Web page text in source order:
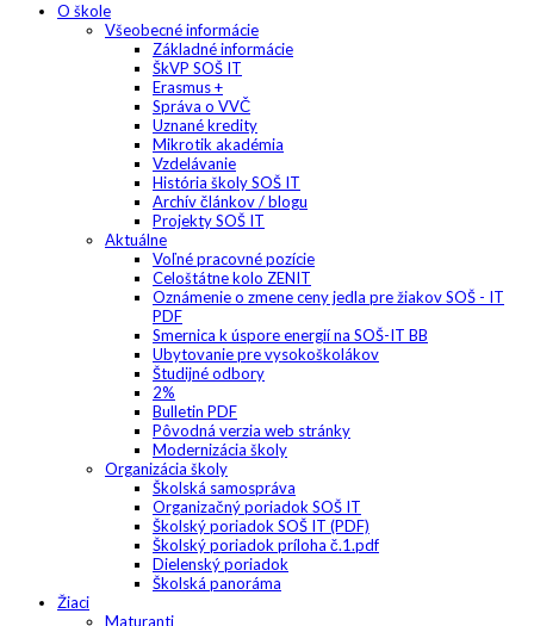
O škole
Všeobecné informácie
Základné informácie
ŠkVP SOŠ IT
Erasmus +
Správa o VVČ
Uznané kredity
Mikrotik akadémia
Vzdelávanie
História školy SOŠ IT
Archív článkov / blogu
Projekty SOŠ IT
Aktuálne
Voľné pracovné pozície
Celoštátne kolo ZENIT
Oznámenie o zmene ceny jedla pre žiakov SOŠ - IT
PDF
Smernica k úspore energií na SOŠ-IT BB
Ubytovanie pre vysokoškolákov
Študijné odbory
2%
Bulletin PDF
Pôvodná verzia web stránky
Modernizácia školy
Organizácia školy
Školská samospráva
Organizačný poriadok SOŠ IT
Školský poriadok SOŠ IT (PDF)
Školský poriadok príloha č.1.pdf
Dielenský poriadok
Školská panoráma
Žiaci
Maturanti